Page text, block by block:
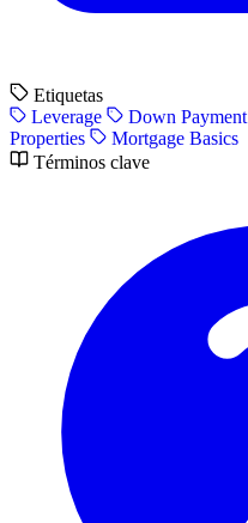
Etiquetas
Leverage
Down Payment
Properties
Mortgage Basics
Términos clave